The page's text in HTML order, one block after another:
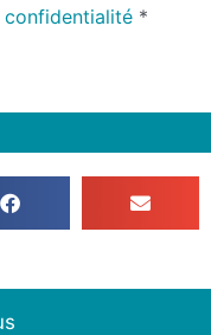
confidentialité *